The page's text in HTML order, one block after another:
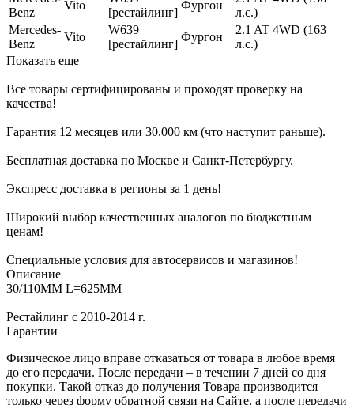
Benz
Vito
[рестайлинг]
Фургон
л.с.)
Mercedes-
Benz
Vito
W639
[рестайлинг]
Фургон
2.1 AT 4WD (163
л.с.)
Показать еще
Все товары сертифицированы и проходят проверку на
качества!
Гарантия 12 месяцев или 30.000 км (что наступит раньше).
Бесплатная доставка по Москве и Санкт-Петербургу.
Экспресс доставка в регионы за 1 день!
Широкий выбор качественных аналогов по бюджетным
ценам!
Специальные условия для автосервисов и магазинов!
Описание
30/110MM L=625MM
Рестайлинг с 2010-2014 г.
Гарантии
Физическое лицо вправе отказаться от товара в любое время
до его передачи. После передачи – в течении 7 дней со дня
покупки. Такой отказ до получения Товара производится
только через форму обратной связи на Сайте, а после передачи